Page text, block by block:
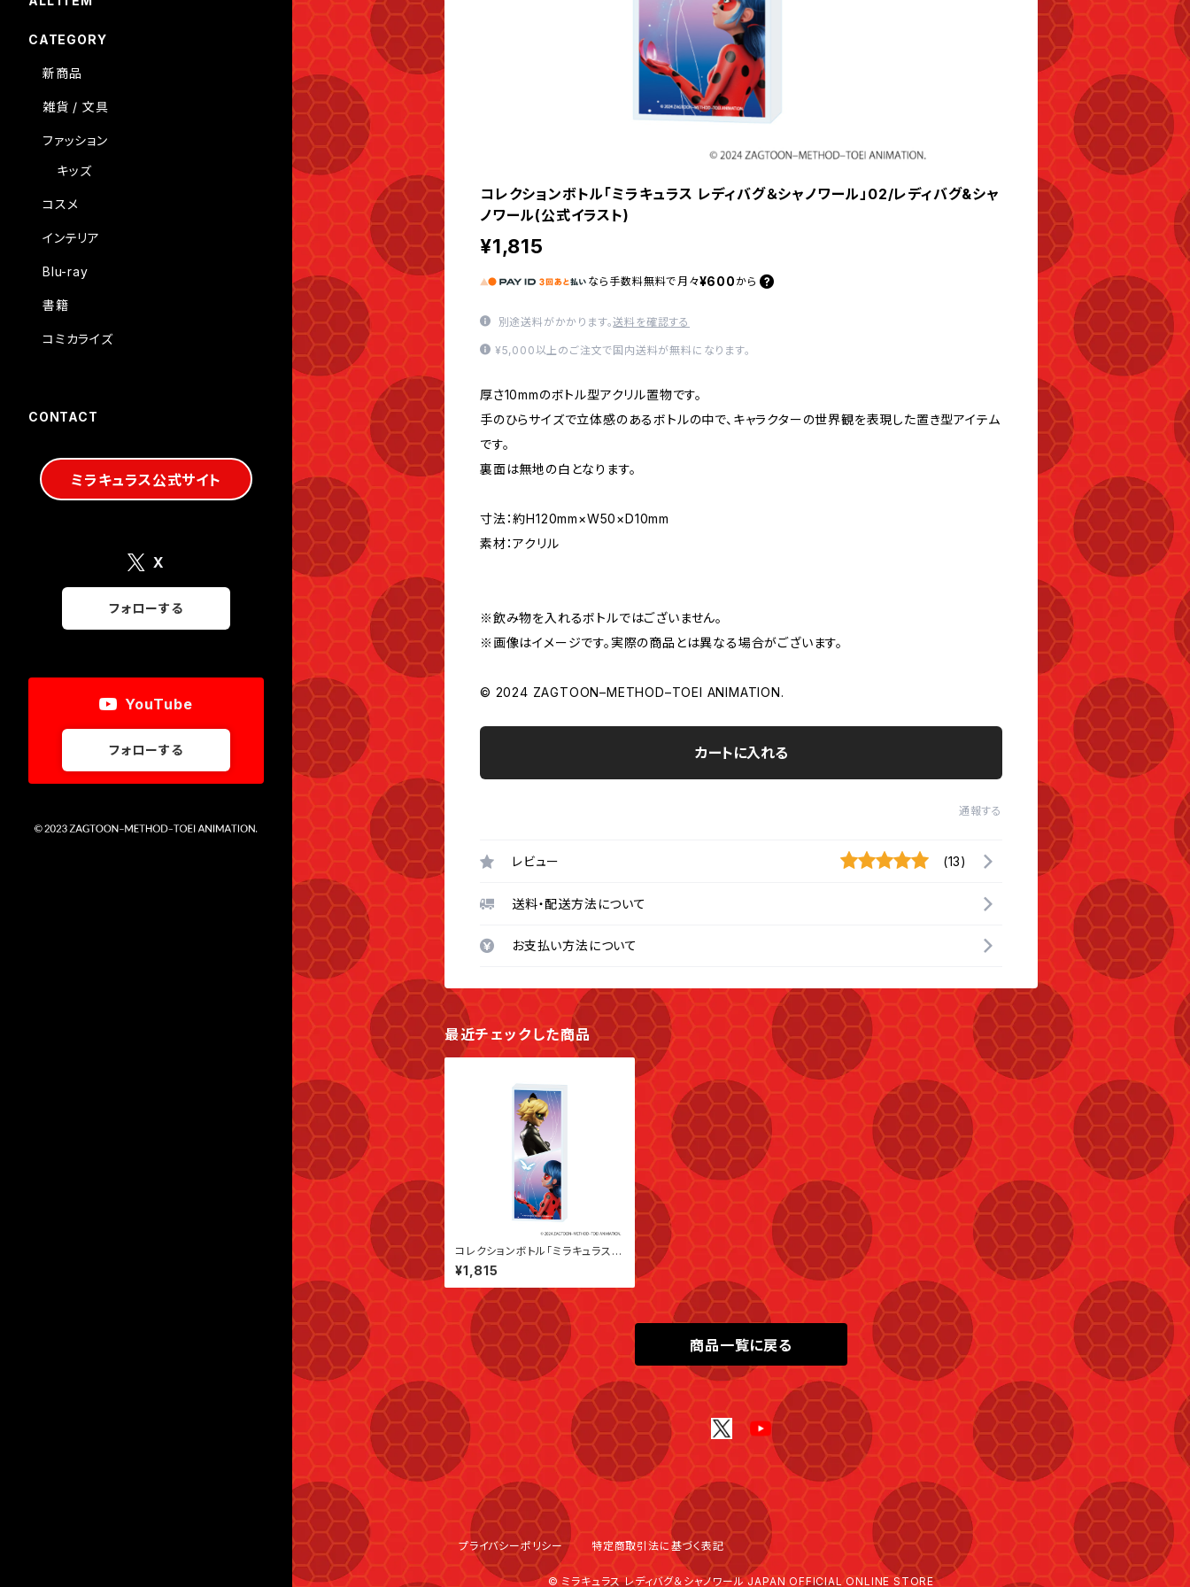
コレクションボトル「ミラキュラス レディバグ＆シャノワール」02/レディバグ&シャ
ノワール(公式イラスト)
¥1,815
なら 手数料無料で 月々¥600 から
別途送料がかかります。送料を確認する
¥5,000以上のご注文で国内送料が無料になります。
厚さ10mmのボトル型アクリル置物です。
手のひらサイズで立体感のあるボトルの中で、キャラクターの世界観を表現した置き型アイテム
です。
裏面は無地の白となります。
寸法：約H120mm×W50×D10mm
素材：アクリル
※飲み物を入れるボトルではございません。
※画像はイメージです。実際の商品とは異なる場合がございます。
© 2024 ZAGTOON–METHOD–TOEI ANIMATION.
カートに入れる
通報する
レビュー (13)
送料・配送方法について
お支払い方法について
最近チェックした商品
コレクションボトル「ミラキュラス
レディバグ＆シャノワール」02/レデ
ィバグ&シャノワール(公式イラスト)
¥1,815
商品一覧に戻る
CATEGORY
新商品
雑貨 / 文具
ファッション
キッズ
コスメ
インテリア
Blu-ray
書籍
コミカライズ
CONTACT
ミラキュラス公式サイト
X
フォローする
YouTube
フォローする
プライバシーポリシー 特定商取引法に基づく表記
© ミラキュラス レディバグ＆シャノワール JAPAN OFFICIAL ONLINE STORE